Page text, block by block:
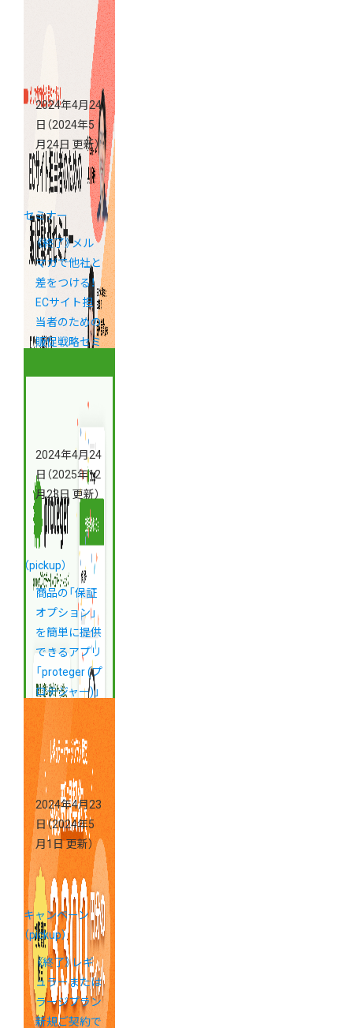
販促に活用し
2024年4月24
日 （2024年5
月24日 更新）
セミナー
《終了》メル
マガで他社と
差をつける！
ECサイト担
当者のための
販促戦略セミ
2024年4月24
日 （2025年12
月23日 更新）
（pickup）
商品の「保証
オプション」
を簡単に提供
できるアプリ
「proteger (プ
ロテジャー)」
がアプリスト
アに登場！
2024年4月23
日 （2024年5
月1日 更新）
キャンペーン
（pickup）
《終了》レギ
ュラーまたは
ラージプラン
新規ご契約で